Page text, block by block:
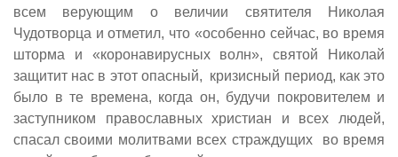
всем верующим о величии святителя Николая
Чудотворца и отметил, что «особенно сейчас, во время
шторма и «коронавирусных волн», святой Николай
защитит нас в этот опасный, кризисный период, как это
было в те времена, когда он, будучи покровителем и
заступником православных христиан и всех людей,
спасал своими молитвами всех страждущих во время